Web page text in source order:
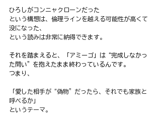
ひろしがコンニャクローンだった
という構想は、倫理ラインを越える可能性が高くて
没になった、
という読みは非常に納得できます。
それを踏まえると、「アミーゴ」は“完成しなかっ
た問い”を抱えたまま終わっているんです。
つまり、
「愛した相手が“偽物”だったら、それでも家族と
呼べるか」
というテーマ。